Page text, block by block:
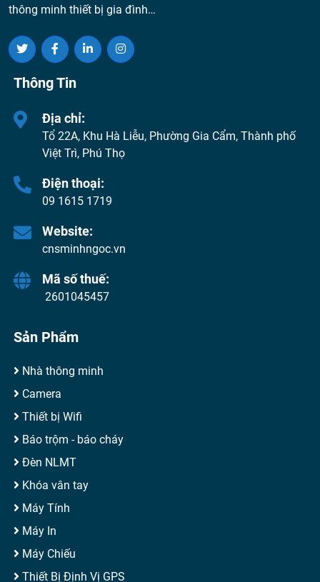
thông minh thiết bị gia đình…
Thông Tin
Địa chỉ:
Tổ 22A, Khu Hà Liễu, Phường Gia Cẩm, Thành phố
Việt Trì, Phú Thọ
Điện thoại:
09 1615 1719
Website:
cnsminhngoc.vn
Mã số thuế:
2601045457
Sản Phẩm
Nhà thông minh
Camera
Thiết bị Wifi
Báo trộm - báo cháy
Đèn NLMT
Khóa vân tay
Máy Tính
Máy In
Máy Chiếu
Thiết Bị Định Vị GPS